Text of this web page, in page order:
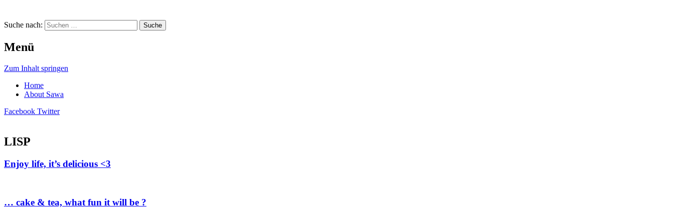
Suche nach:
Menü
Zum Inhalt springen
Home
About Sawa
Facebook Twitter
Sawa Gothly … A Virtual Life
LISP
Enjoy life, it’s delicious <3
… cake & tea, what fun it will be ?